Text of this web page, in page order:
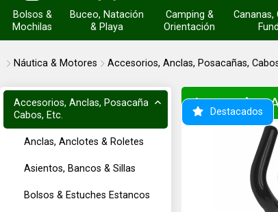
Bolsos &
Mochilas
Buceo, Natación
& Playa
Camping &
Orientación
Cananas,
Náutica & Motores Accesorios, Anclas, Posacañas,
Accesorios, Anclas, Posacañas,
Cabos, Etc.
Anclas, Anclotes & Roletes
Asientos, Bancos & Sillas
Bolsos & Estuches Estancos
Accesorios,
Destacados